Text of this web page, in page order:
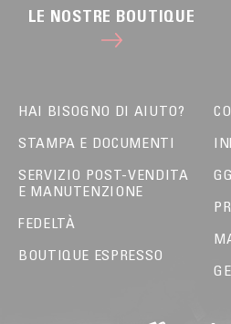
LE NOSTRE BOUTIQUE
HAI BISOGNO DI AIUTO?
STAMPA E DOCUMENTI
SERVIZIO POST-VENDITA
E MANUTENZIONE
FEDELTÀ
BOUTIQUE ESPRESSO